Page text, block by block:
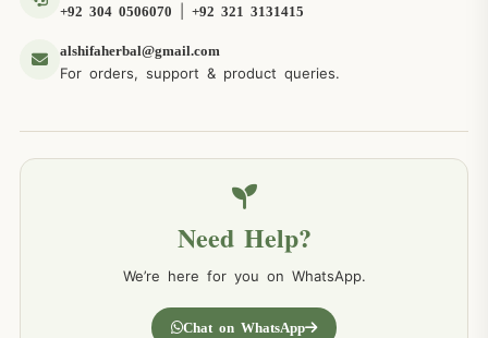
+92 304 0506070 +92 321 3131415
alshifaherbal@gmail.com
For orders, support & product queries.
Need Help?
We’re here for you on WhatsApp.
Chat on WhatsApp